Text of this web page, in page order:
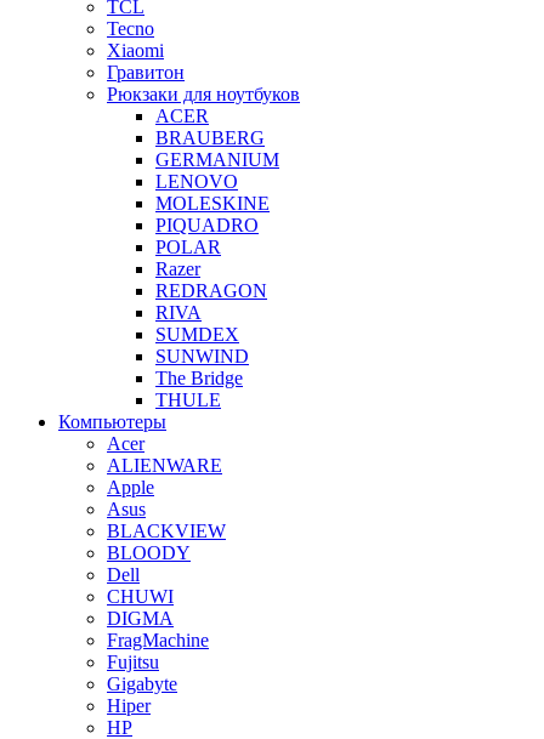
TCL
Tecno
Xiaomi
Гравитон
Рюкзаки для ноутбуков
ACER
BRAUBERG
GERMANIUM
LENOVO
MOLESKINE
PIQUADRO
POLAR
Razer
REDRAGON
RIVA
SUMDEX
SUNWIND
The Bridge
THULE
Компьютеры
Acer
ALIENWARE
Apple
Asus
BLACKVIEW
BLOODY
Dell
CHUWI
DIGMA
FragMachine
Fujitsu
Gigabyte
Hiper
HP